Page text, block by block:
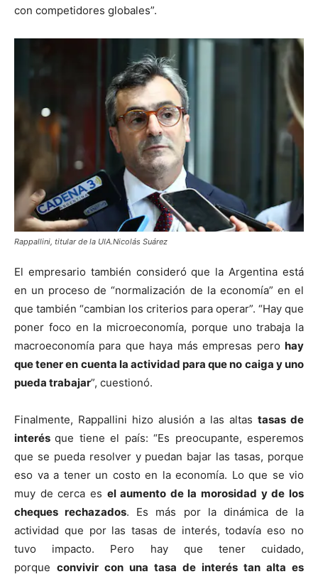
con competidores globales”.
Rappallini, titular de la UIA.Nicolás Suárez
El empresario también consideró que la Argentina está
en un proceso de “normalización de la economía” en el
que también “cambian los criterios para operar”. “Hay que
poner foco en la microeconomía, porque uno trabaja la
macroeconomía para que haya más empresas pero hay
que tener en cuenta la actividad para que no caiga y uno
pueda trabajar”, cuestionó.
Finalmente, Rappallini hizo alusión a las altas tasas de
interésque tiene el país: “Es preocupante, esperemos
que se pueda resolver y puedan bajar las tasas, porque
eso va a tener un costo en la economía. Lo que se vio
muy de cerca es el aumento de la morosidad y de los
cheques rechazados. Es más por la dinámica de la
actividad que por las tasas de interés, todavía eso no
tuvo impacto. Pero hay que tener cuidado,
porque convivir con una tasa de interés tan alta es